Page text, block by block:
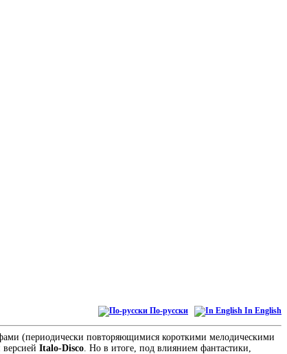
По-русски In English
(периодически повторяющимися короткими мелодическими
версией Italo-Disco . Но в итоге, под влиянием фантастики,